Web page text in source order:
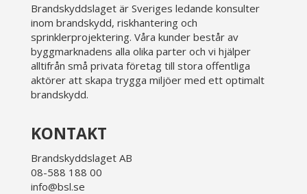
Brandskyddslaget är Sveriges ledande konsulter
inom brandskydd, riskhantering och
sprinklerprojektering. Våra kunder består av
byggmarknadens alla olika parter och vi hjälper
alltifrån små privata företag till stora offentliga
aktörer att skapa trygga miljöer med ett optimalt
brandskydd.
KONTAKT
Brandskyddslaget AB
08-588 188 00
info@bsl.se